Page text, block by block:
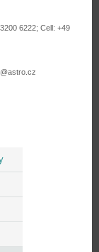
6222; Cell: +49